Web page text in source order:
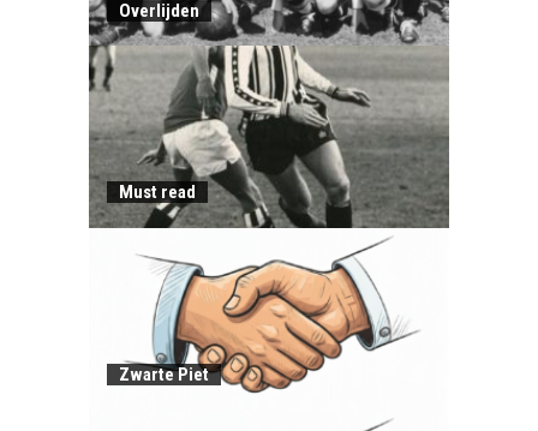
Overlijden
Must read
Zwarte Piet